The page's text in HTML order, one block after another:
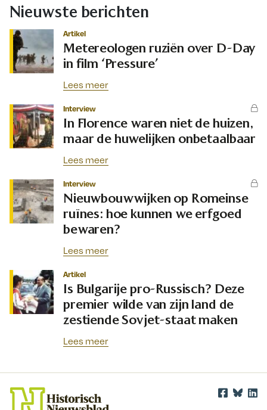
Nieuwste berichten
Artikel
Metereologen ruziën over D-Day
in film ‘Pressure’
Lees meer
Interview
In Florence waren niet de huizen,
maar de huwelijken onbetaalbaar
Lees meer
Interview
Nieuwbouwwijken op Romeinse
ruïnes: hoe kunnen we erfgoed
bewaren?
Lees meer
Artikel
Is Bulgarije pro-Russisch? Deze
premier wilde van zijn land de
zestiende Sovjet-staat maken
Lees meer